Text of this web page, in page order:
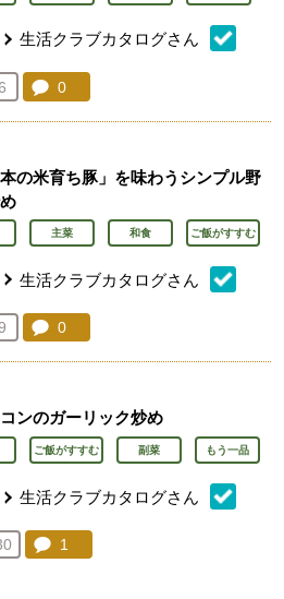
生活クラブカタログさん
気に入り登録：
が登録
コメント：
0
本の米育ち豚」を味わうシンプル野
主菜 和食 ご飯がすすむ
生活クラブカタログさん
気に入り登録：
が登録
コメント：
0
ンのガーリック炒め
ご飯がすすむ 副菜 もう一品
生活クラブカタログさん
に入り登録：
人が登録
コメント：
1